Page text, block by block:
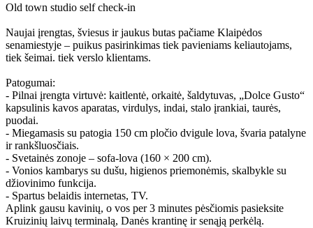
Old town studio self check-in
Naujai įrengtas, šviesus ir jaukus butas pačiame Klaipėdos
senamiestyje – puikus pasirinkimas tiek pavieniams keliautojams,
tiek šeimai. tiek verslo klientams.
Patogumai:
- Pilnai įrengta virtuvė: kaitlentė, orkaitė, šaldytuvas, „Dolce Gusto“
kapsulinis kavos aparatas, virdulys, indai, stalo įrankiai, taurės,
puodai.
- Miegamasis su patogia 150 cm pločio dvigule lova, švaria patalyne
ir rankšluosčiais.
- Svetainės zonoje – sofa-lova (160 × 200 cm).
- Vonios kambarys su dušu, higienos priemonėmis, skalbykle su
džiovinimo funkcija.
- Spartus belaidis internetas, TV.
Aplink gausu kavinių, o vos per 3 minutes pėsčiomis pasieksite
Kruizinių laivų terminalą, Danės krantinę ir senąją perkėlą.